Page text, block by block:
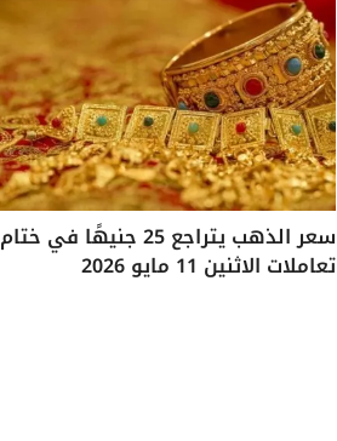
سعر الذهب يتراجع 25 جنيهًا في ختام
تعاملات الاثنين 11 مايو 2026